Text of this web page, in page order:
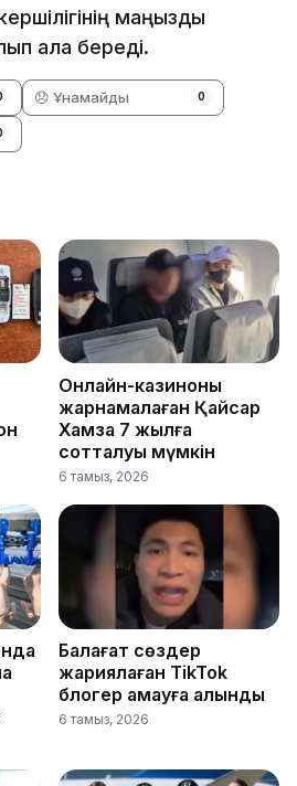
маңызды
қала береді.
😞 Ұнамайды 0
Онлайн-казиноны
жарнамалаған Қайсар
Хамза 7 жылға
сотталуы мүмкін
6 тамыз, 2026
Балағат сөздер
жариялаған TikTok
блогер қамауға алынды
6 тамыз, 2026